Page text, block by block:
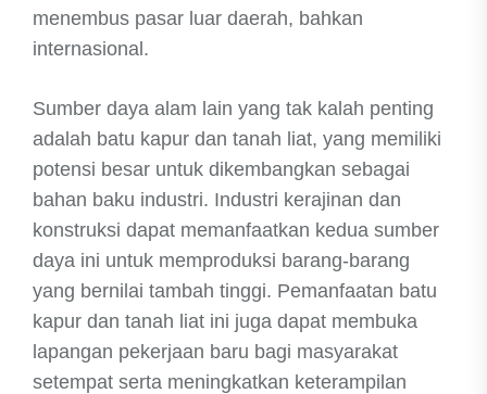
menembus pasar luar daerah, bahkan
internasional.
Sumber daya alam lain yang tak kalah penting
adalah batu kapur dan tanah liat, yang memiliki
potensi besar untuk dikembangkan sebagai
bahan baku industri. Industri kerajinan dan
konstruksi dapat memanfaatkan kedua sumber
daya ini untuk memproduksi barang-barang
yang bernilai tambah tinggi. Pemanfaatan batu
kapur dan tanah liat ini juga dapat membuka
lapangan pekerjaan baru bagi masyarakat
setempat serta meningkatkan keterampilan